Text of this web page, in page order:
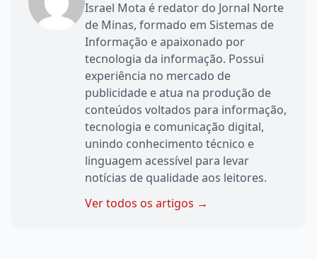
Israel Mota é redator do Jornal Norte
de Minas, formado em Sistemas de
Informação e apaixonado por
tecnologia da informação. Possui
experiência no mercado de
publicidade e atua na produção de
conteúdos voltados para informação,
tecnologia e comunicação digital,
unindo conhecimento técnico e
linguagem acessível para levar
notícias de qualidade aos leitores.
Ver todos os artigos →